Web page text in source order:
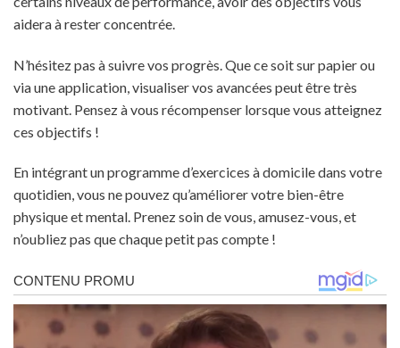
aidera à rester concentrée.
N’hésitez pas à suivre vos progrès. Que ce soit sur papier ou
via une application, visualiser vos avancées peut être très
motivant. Pensez à vous récompenser lorsque vous atteignez
ces objectifs !
En intégrant un programme d’exercices à domicile dans votre
quotidien, vous ne pouvez qu’améliorer votre bien-être
physique et mental. Prenez soin de vous, amusez-vous, et
n’oubliez pas que chaque petit pas compte !